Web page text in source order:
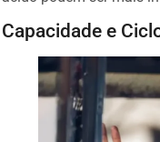
Capacidade e